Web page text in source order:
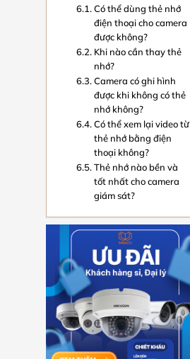
Có thể dùng thẻ nhớ
điện thoại cho camera
được không?
Khi nào cần thay thẻ
nhớ?
Camera có ghi hình
được khi không có thẻ
nhớ không?
Có thể xem lại video từ
thẻ nhớ bằng điện
thoại không?
Thẻ nhớ nào bền và
tốt nhất cho camera
giám sát?